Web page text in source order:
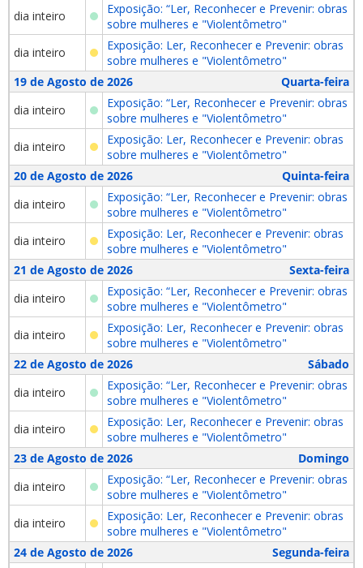
dia inteiro
Exposição: “Ler, Reconhecer e Prevenir: obras
sobre mulheres e "Violentômetro"
dia inteiro
Exposição: Ler, Reconhecer e Prevenir: obras
sobre mulheres e "Violentômetro"
19 de Agosto de 2026
Quarta-feira
dia inteiro
Exposição: “Ler, Reconhecer e Prevenir: obras
sobre mulheres e "Violentômetro"
dia inteiro
Exposição: Ler, Reconhecer e Prevenir: obras
sobre mulheres e "Violentômetro"
20 de Agosto de 2026
Quinta-feira
dia inteiro
Exposição: “Ler, Reconhecer e Prevenir: obras
sobre mulheres e "Violentômetro"
dia inteiro
Exposição: Ler, Reconhecer e Prevenir: obras
sobre mulheres e "Violentômetro"
21 de Agosto de 2026
Sexta-feira
dia inteiro
Exposição: “Ler, Reconhecer e Prevenir: obras
sobre mulheres e "Violentômetro"
dia inteiro
Exposição: Ler, Reconhecer e Prevenir: obras
sobre mulheres e "Violentômetro"
22 de Agosto de 2026
Sábado
dia inteiro
Exposição: “Ler, Reconhecer e Prevenir: obras
sobre mulheres e "Violentômetro"
dia inteiro
Exposição: Ler, Reconhecer e Prevenir: obras
sobre mulheres e "Violentômetro"
23 de Agosto de 2026
Domingo
dia inteiro
Exposição: “Ler, Reconhecer e Prevenir: obras
sobre mulheres e "Violentômetro"
dia inteiro
Exposição: Ler, Reconhecer e Prevenir: obras
sobre mulheres e "Violentômetro"
24 de Agosto de 2026
Segunda-feira